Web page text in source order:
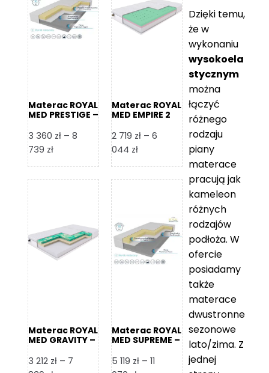
7
000 zł
8
865 zł
Materac ROYAL
MED PRESTIGE –
3 360 zł – 8
739 złZakres
od
8
739 zł
Materac ROYAL
MED EMPIRE 2
2 719 zł – 6
044 złZakres
od
6
044 zł
Materac ROYAL
MED GRAVITY –
3 212 zł – 7
Materac ROYAL
MED SUPREME –
5 119 zł – 11
Dzięki temu,
że w
wykonaniu
wysokoela
stycznym
można
łączyć
różnego
rodzaju
piany
materace
pracują jak
kameleon
różnych
rodzajów
podłoża. W
ofercie
posiadamy
także
materace
dwustronne
sezonowe
lato/zima. Z
jednej